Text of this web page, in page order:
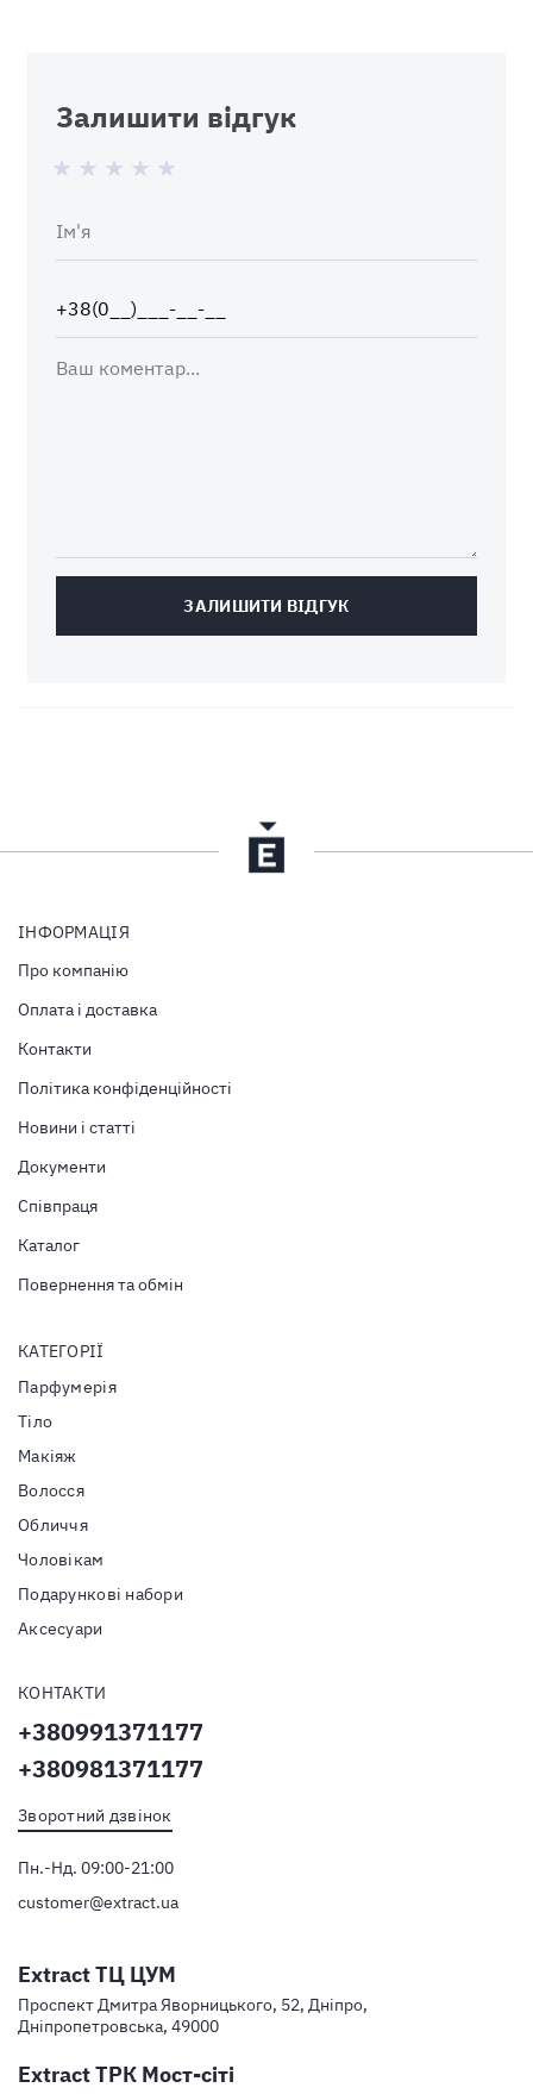
Залишити відгук
ЗАЛИШИТИ ВІДГУК
ІНФОРМАЦІЯ
Про компанію
Оплата і доставка
Контакти
Політика конфіденційності
Новини і статті
Документи
Співпраця
Каталог
Повернення та обмін
КАТЕГОРІЇ
Парфумерія
Тiло
Макіяж
Волосся
Обличчя
Чоловікам
Подарункові набори
Аксесуари
КОНТАКТИ
+380991371177
+380981371177
Зворотний дзвінок
Пн.-Нд. 09:00-21:00
customer@extract.ua
Extract ТЦ ЦУМ
Проспект Дмитра Яворницького, 52, Дніпро,
Дніпропетровська, 49000
Extract ТРК Мост-сіті